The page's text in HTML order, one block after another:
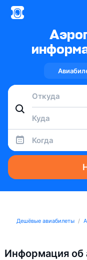
Когда
Дешёвые авиабилеты
Информация об